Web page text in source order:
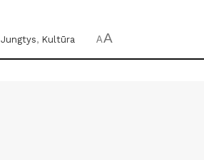
Jungtys, Kultūra AA